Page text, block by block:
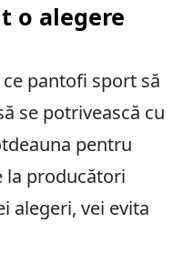
o alegere
pantofi sport să
se potrivească cu
pentru
la producători
alegeri, vei evita